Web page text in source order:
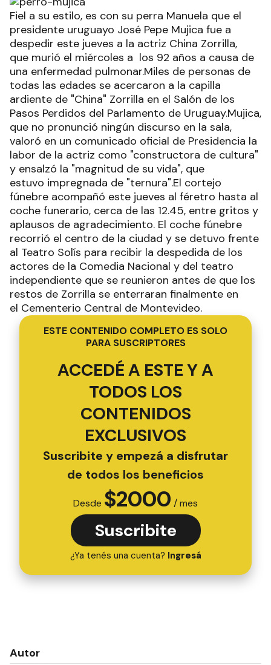
Fiel a su estilo, es con su perra Manuela que el
presidente uruguayo José Pepe Mujica fue a
despedir este jueves a la actriz China Zorrilla,
que murió el miércoles a los 92 años a causa de
una enfermedad pulmonar.Miles de personas de
todas las edades se acercaron a la capilla
ardiente de "China" Zorrilla en el Salón de los
Pasos Perdidos del Parlamento de Uruguay.Mujica,
que no pronunció ningún discurso en la sala,
valoró en un comunicado oficial de Presidencia la
labor de la actriz como "constructora de cultura"
y ensalzó la "magnitud de su vida", que
estuvo impregnada de "ternura".El cortejo
fúnebre acompañó este jueves al féretro hasta al
coche funerario, cerca de las 12.45, entre gritos y
aplausos de agradecimiento. El coche fúnebre
recorrió el centro de la ciudad y se detuvo frente
al Teatro Solís para recibir la despedida de los
actores de la Comedia Nacional y del teatro
independiente que se reunieron antes de que los
restos de Zorrilla se enterraran finalmente en
el Cementerio Central de Montevideo.
ESTE CONTENIDO COMPLETO ES SOLO
PARA SUSCRIPTORES
ACCEDÉ A ESTE Y A
TODOS LOS
CONTENIDOS
EXCLUSIVOS
Suscribite y empezá a disfrutar
de todos los beneficios
Desde $2000 / mes
Suscribite
¿Ya tenés una cuenta? Ingresá
Autor